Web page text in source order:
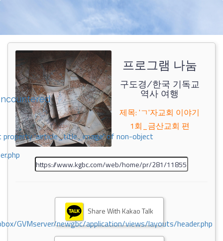
property 'airticle_title_image' of non-object
GVMserver/newgbc/application/views/layouts/header.php
프로그램 나눔
구도경/한국 기독교
역사 여행
제목: 'ㄱ'자교회 이야기
1회_금산교회 편
Share With Kakao Talk